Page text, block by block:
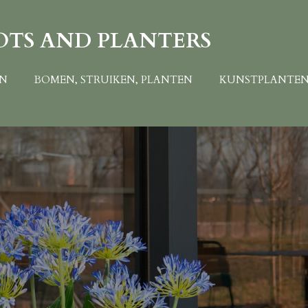
AND PLANTERS
BOMEN, STRUIKEN, PLANTEN